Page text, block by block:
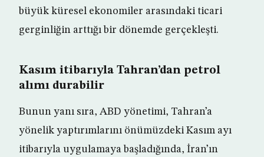
büyük küresel ekonomiler arasındaki ticari
gerginliğin arttığı bir dönemde gerçekleşti.
Kasım itibarıyla Tahran’dan petrol
alımı durabilir
Bunun yanı sıra, ABD yönetimi, Tahran’a
yönelik yaptırımlarını önümüzdeki Kasım ayı
itibarıyla uygulamaya başladığında, İran’ın